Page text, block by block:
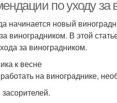
по уходу за
начинается новый
виноградником. В этой
за виноградником.
к весне
на винограднике,